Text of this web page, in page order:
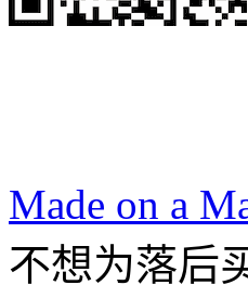
Made on a
不想为落后